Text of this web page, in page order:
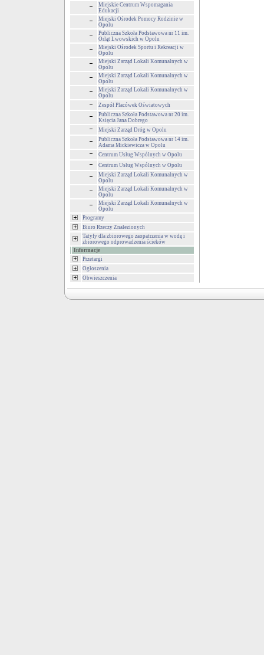
Miejskie Centrum Wspomagania
Edukacji
Miejski Ośrodek Pomocy Rodzinie w
Opolu
Publiczna Szkoła Podstawowa nr 11 im.
Orląt Lwowskich w Opolu
Miejski Ośrodek Sportu i Rekreacji w
Opolu
Miejski Zarząd Lokali Komunalnych w
Opolu
Miejski Zarząd Lokali Komunalnych w
Opolu
Miejski Zarząd Lokali Komunalnych w
Opolu
Zespół Placówek Oświatowych
Publiczna Szkoła Podstawowa nr 20 im.
Księcia Jana Dobrego
Miejski Zarząd Dróg w Opolu
Publiczna Szkoła Podstawowa nr 14 im.
Adama Mickiewicza w Opolu
Centrum Usług Wspólnych w Opolu
Centrum Usług Wspólnych w Opolu
Miejski Zarząd Lokali Komunalnych w
Opolu
Miejski Zarząd Lokali Komunalnych w
Opolu
Miejski Zarząd Lokali Komunalnych w
Opolu
Programy
Biuro Rzeczy Znalezionych
Tatyfy dla zbiorowego zaopatrzenia w wodę i
zbiorowego odprowadzenia ścieków
Informacje
Przetargi
Ogłoszenia
Obwieszczenia